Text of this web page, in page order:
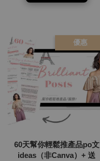
優惠
60天幫你輕鬆推產品po文
ideas（非Canva）+ 送